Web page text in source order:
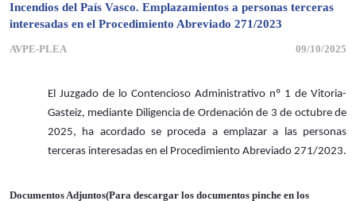
Incendios del País Vasco. Emplazamientos a personas terceras
interesadas en el Procedimiento Abreviado 271/2023
AVPE-PLEA 09/10/2025
El Juzgado de lo Contencioso Administrativo nº 1 de Vitoria-
Gasteiz, mediante Diligencia de Ordenación de 3 de octubre de
2025, ha acordado se proceda a emplazar a las personas
terceras interesadas en el Procedimiento Abreviado 271/2023.
Documentos Adjuntos(Para descargar los documentos pinche en los